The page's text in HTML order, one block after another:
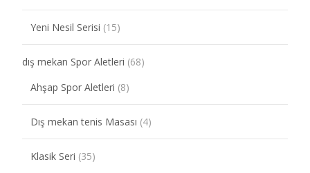
Yeni Nesil Serisi (15)
dış mekan Spor Aletleri (68)
Ahşap Spor Aletleri (8)
Dış mekan tenis Masası (4)
Klasik Seri (35)